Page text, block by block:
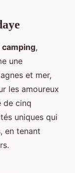
camping,
une
et mer,
les amoureux
de cinq
uniques qui
en tenant